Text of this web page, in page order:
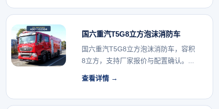
国六重汽T5G8立方泡沫消防车
国六重汽T5G8立方泡沫消防车，容积
8立方，支持厂家报价与配置确认。...
查看详情 →